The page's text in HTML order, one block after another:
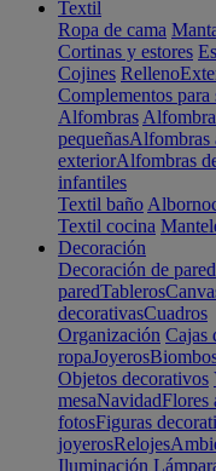
Textil
Ropa de cama
Cortinas y estores
Cojines Relleno
Complementos para
Alfombras
pequeñasAlfombras
exteriorAlfombras
infantiles
Textil baño
Textil cocina
Decoración
Decoración de pared
paredTableros
decorativasCuadros
Organización Cajas
ropaJoyeros
Objetos decorativos
mesaNavidadFlores
fotosFiguras
joyerosRelojes
Iluminación